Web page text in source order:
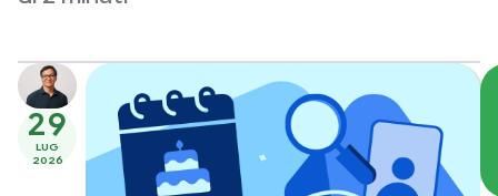
29
LUG
2026